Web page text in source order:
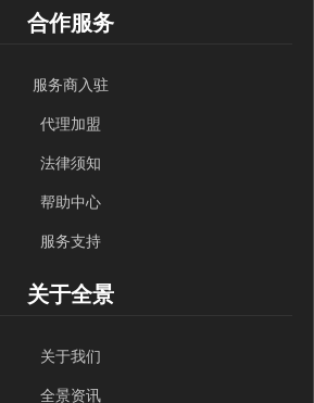
合作服务
服务商入驻
代理加盟
法律须知
帮助中心
服务支持
关于全景
关于我们
全景资讯